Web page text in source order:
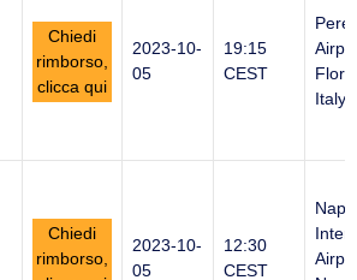
Chiedi
rimborso,
clicca qui
2023-10-
05
19:15
CEST
Italy
Chiedi
rimborso,
2023-10-
05
12:30
CEST